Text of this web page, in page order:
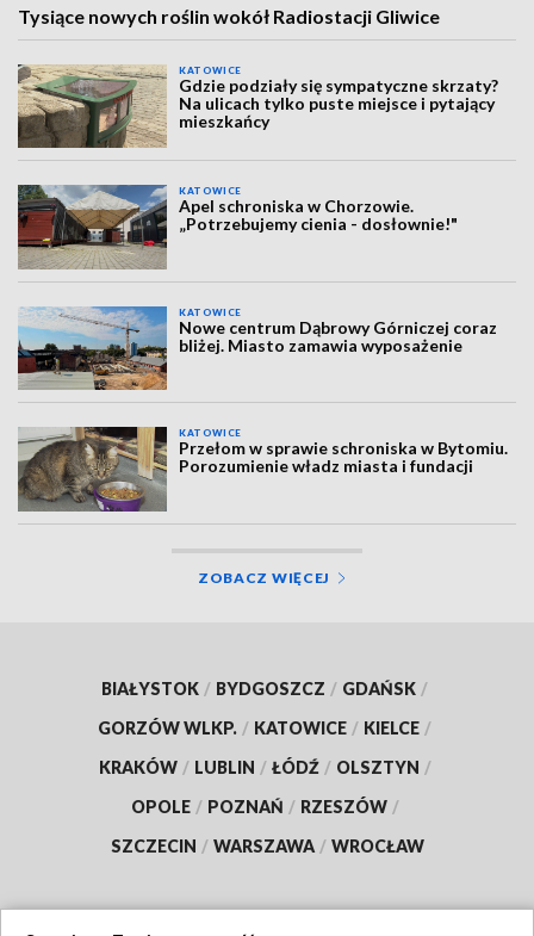
Tysiące nowych roślin wokół Radiostacji Gliwice
KATOWICE
Gdzie podziały się sympatyczne skrzaty?
Na ulicach tylko puste miejsce i pytający
mieszkańcy
KATOWICE
Apel schroniska w Chorzowie.
„Potrzebujemy cienia - dosłownie!"
KATOWICE
Nowe centrum Dąbrowy Górniczej coraz
bliżej. Miasto zamawia wyposażenie
KATOWICE
Przełom w sprawie schroniska w Bytomiu.
Porozumienie władz miasta i fundacji
ZOBACZ WIĘCEJ
BIAŁYSTOK / BYDGOSZCZ / GDAŃSK /
GORZÓW WLKP. / KATOWICE / KIELCE /
KRAKÓW / LUBLIN / ŁÓDŹ / OLSZTYN /
OPOLE / POZNAŃ / RZESZÓW /
SZCZECIN / WARSZAWA / WROCŁAW